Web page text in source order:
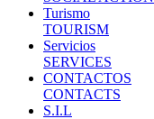
Turismo
TOURISM
Servicios
SERVICES
CONTACTOS
CONTACTS
S.I.L